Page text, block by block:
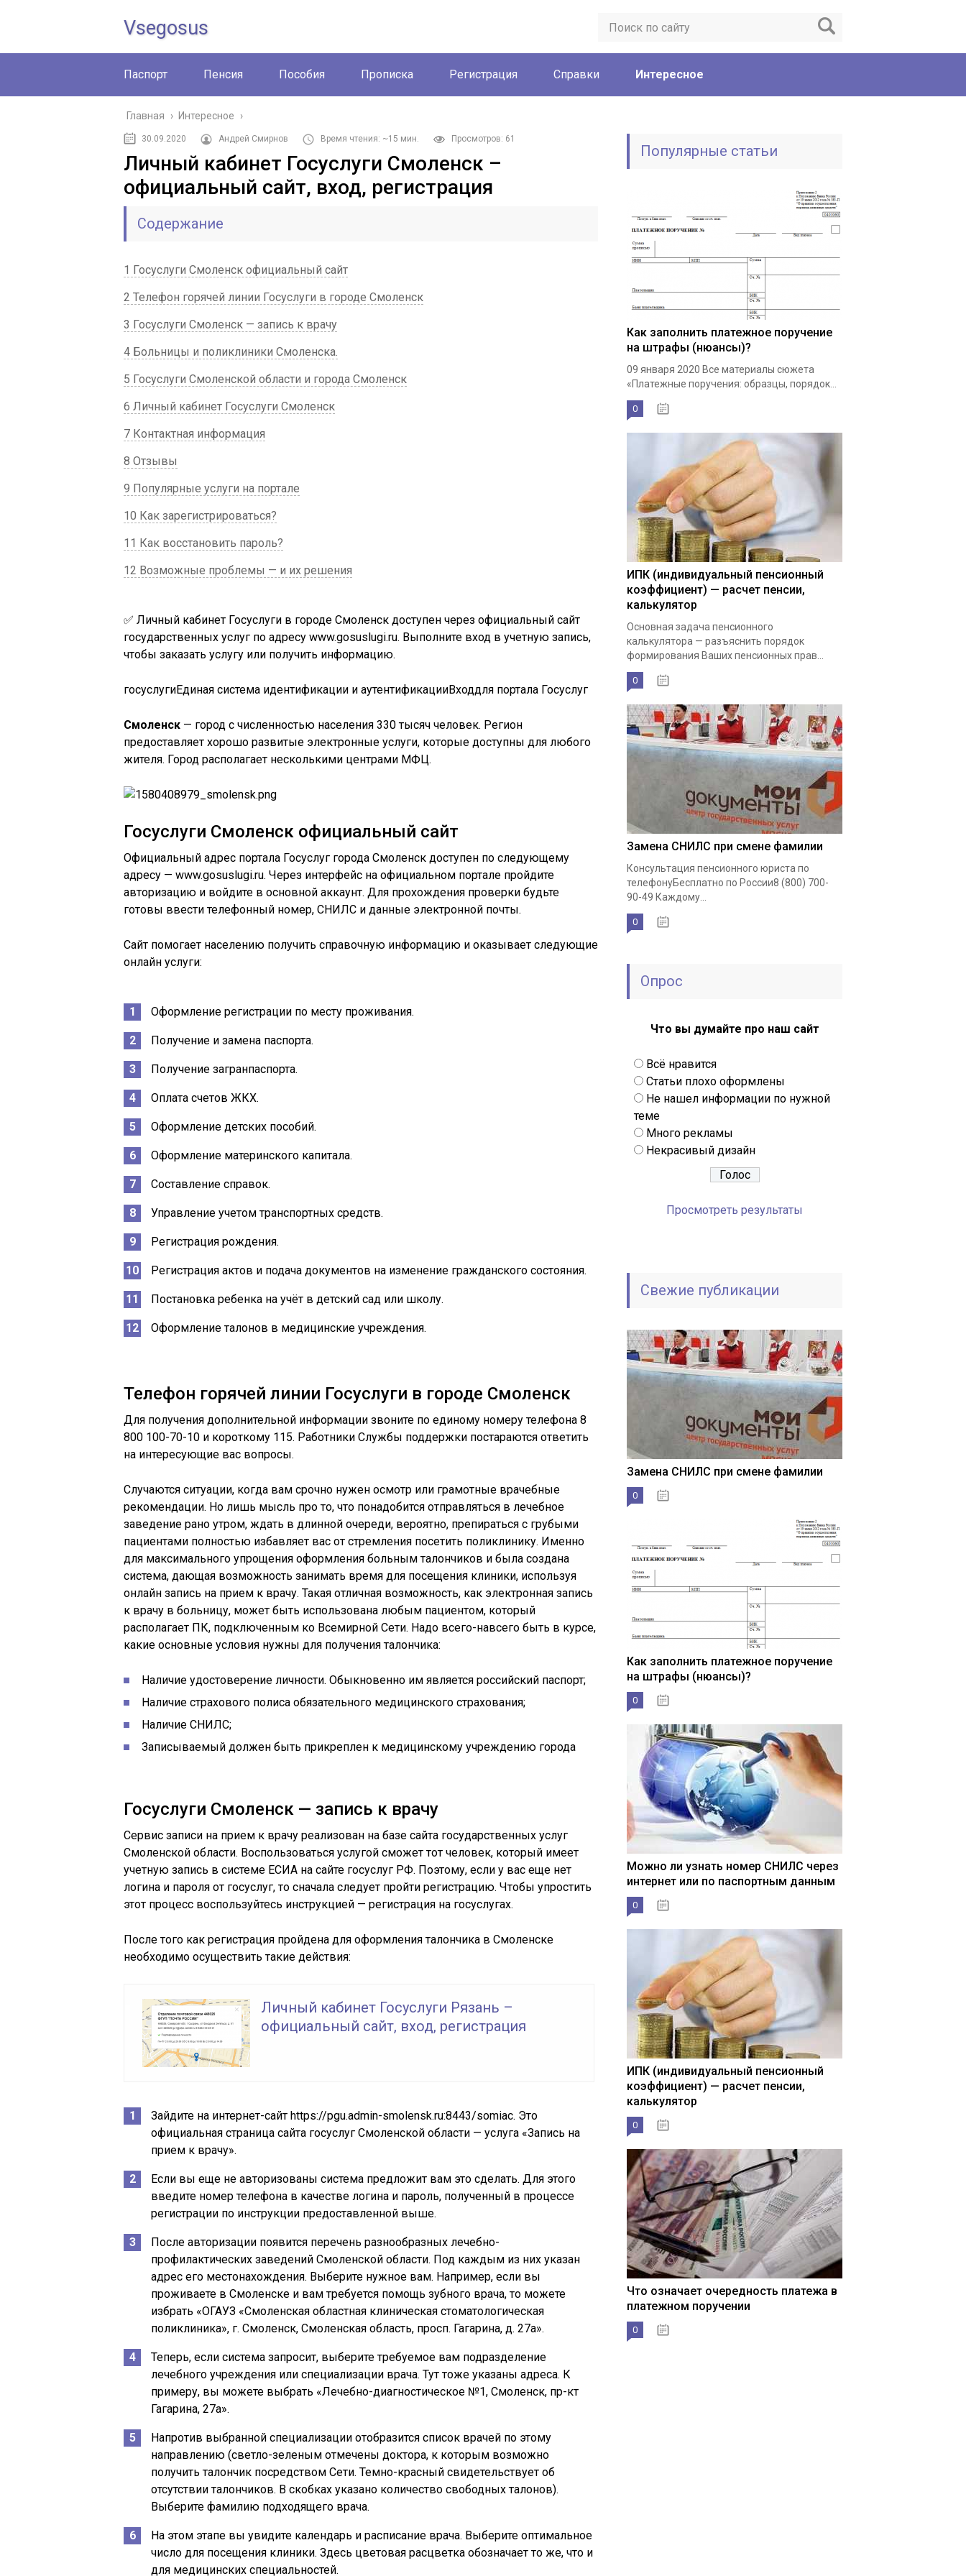
Vsegosus
Паспорт Пенсия Пособия Прописка Регистрация Справки Интересное
Главная › Интересное ›
30.09.2020 Андрей Смирнов Время чтения: ~15 мин. Просмотров: 61
Личный кабинет Госуслуги Смоленск –
официальный сайт, вход, регистрация
Содержание
1 Госуслуги Смоленск официальный сайт
2 Телефон горячей линии Госуслуги в городе Смоленск
3 Госуслуги Смоленск — запись к врачу
4 Больницы и поликлиники Смоленска.
5 Госуслуги Смоленской области и города Смоленск
6 Личный кабинет Госуслуги Смоленск
7 Контактная информация
8 Отзывы
9 Популярные услуги на портале
10 Как зарегистрироваться?
11 Как восстановить пароль?
12 Возможные проблемы — и их решения
✅ Личный кабинет Госуслуги в городе Смоленск доступен через официальный сайт
государственных услуг по адресу www.gosuslugi.ru. Выполните вход в учетную запись,
чтобы заказать услугу или получить информацию.
госуслугиЕдиная система идентификации и аутентификацииВходдля портала Госуслуг
Смоленск — город с численностью населения 330 тысяч человек. Регион
предоставляет хорошо развитые электронные услуги, которые доступны для любого
жителя. Город располагает несколькими центрами МФЦ.
Госуслуги Смоленск официальный сайт
Официальный адрес портала Госуслуг города Смоленск доступен по следующему
адресу — www.gosuslugi.ru. Через интерфейс на официальном портале пройдите
авторизацию и войдите в основной аккаунт. Для прохождения проверки будьте
готовы ввести телефонный номер, СНИЛС и данные электронной почты.
Сайт помогает населению получить справочную информацию и оказывает следующие
онлайн услуги:
Оформление регистрации по месту проживания.
Получение и замена паспорта.
Получение загранпаспорта.
Оплата счетов ЖКХ.
Оформление детских пособий.
Оформление материнского капитала.
Составление справок.
Управление учетом транспортных средств.
Регистрация рождения.
Регистрация актов и подача документов на изменение гражданского состояния.
Постановка ребенка на учёт в детский сад или школу.
Оформление талонов в медицинские учреждения.
Телефон горячей линии Госуслуги в городе Смоленск
Для получения дополнительной информации звоните по единому номеру телефона 8
800 100-70-10 и короткому 115. Работники Службы поддержки постараются ответить
на интересующие вас вопросы.
Случаются ситуации, когда вам срочно нужен осмотр или грамотные врачебные
рекомендации. Но лишь мысль про то, что понадобится отправляться в лечебное
заведение рано утром, ждать в длинной очереди, вероятно, препираться с грубыми
пациентами полностью избавляет вас от стремления посетить поликлинику. Именно
для максимального упрощения оформления больным талончиков и была создана
система, дающая возможность занимать время для посещения клиники, используя
онлайн запись на прием к врачу. Такая отличная возможность, как электронная запись
к врачу в больницу, может быть использована любым пациентом, который
располагает ПК, подключенным ко Всемирной Сети. Надо всего-навсего быть в курсе,
какие основные условия нужны для получения талончика:
Наличие удостоверение личности. Обыкновенно им является российский паспорт;
Наличие страхового полиса обязательного медицинского страхования;
Наличие СНИЛС;
Записываемый должен быть прикреплен к медицинскому учреждению города
Госуслуги Смоленск — запись к врачу
Сервис записи на прием к врачу реализован на базе сайта государственных услуг
Смоленской области. Воспользоваться услугой сможет тот человек, который имеет
учетную запись в системе ЕСИА на сайте госуслуг РФ. Поэтому, если у вас еще нет
логина и пароля от госуслуг, то сначала следует пройти регистрацию. Чтобы упростить
этот процесс воспользуйтесь инструкцией — регистрация на госуслугах.
После того как регистрация пройдена для оформления талончика в Смоленске
необходимо осуществить такие действия:
Личный кабинет Госуслуги Рязань –
официальный сайт, вход, регистрация
Зайдите на интернет-сайт https://pgu.admin-smolensk.ru:8443/somiac. Это
официальная страница сайта госуслуг Смоленской области — услуга «Запись на
прием к врачу».
Если вы еще не авторизованы система предложит вам это сделать. Для этого
введите номер телефона в качестве логина и пароль, полученный в процессе
регистрации по инструкции предоставленной выше.
После авторизации появится перечень разнообразных лечебно-
профилактических заведений Смоленской области. Под каждым из них указан
адрес его местонахождения. Выберите нужное вам. Например, если вы
проживаете в Смоленске и вам требуется помощь зубного врача, то можете
избрать «ОГАУЗ «Смоленская областная клиническая стоматологическая
поликлиника», г. Смоленск, Смоленская область, просп. Гагарина, д. 27а».
Теперь, если система запросит, выберите требуемое вам подразделение
лечебного учреждения или специализации врача. Тут тоже указаны адреса. К
примеру, вы можете выбрать «Лечебно-диагностическое №1, Смоленск, пр-кт
Гагарина, 27а».
Напротив выбранной специализации отобразится список врачей по этому
направлению (светло-зеленым отмечены доктора, к которым возможно
получить талончик посредством Сети. Темно-красный свидетельствует об
отсутствии талончиков. В скобках указано количество свободных талонов).
Выберите фамилию подходящего врача.
На этом этапе вы увидите календарь и расписание врача. Выберите оптимальное
число для посещения клиники. Здесь цветовая расцветка обозначает то же, что и
для медицинских специальностей.
Популярные статьи
Как заполнить платежное поручение
на штрафы (нюансы)?
09 января 2020 Все материалы сюжета
«Платежные поручения: образцы, порядок...
0
ИПК (индивидуальный пенсионный
коэффициент) — расчет пенсии,
калькулятор
Основная задача пенсионного
калькулятора — разъяснить порядок
формирования Ваших пенсионных прав...
0
Замена СНИЛС при смене фамилии
Консультация пенсионного юриста по
телефонуБесплатно по России8 (800) 700-
90-49 Каждому...
0
Опрос
Что вы думайте про наш сайт
Всё нравится
Статьи плохо оформлены
Не нашел информации по нужной
теме
Много рекламы
Некрасивый дизайн
Просмотреть результаты
Свежие публикации
Замена СНИЛС при смене фамилии
0
Как заполнить платежное поручение
на штрафы (нюансы)?
0
Можно ли узнать номер СНИЛС через
интернет или по паспортным данным
0
ИПК (индивидуальный пенсионный
коэффициент) — расчет пенсии,
калькулятор
0
Что означает очередность платежа в
платежном поручении
0